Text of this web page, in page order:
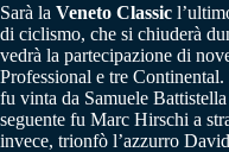
Sarà la Veneto Classic
di ciclismo, che si chiuderà
vedrà la partecipazione di
Professional e tre
fu vinta da Samuele
seguente fu Marc Hirschi a
invece, trionfò l’azzurro